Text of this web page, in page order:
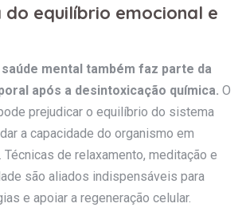
equilíbrio emocional e
mental também faz parte da
após a desintoxicação química. O
prejudicar o equilíbrio do sistema
a capacidade do organismo em
de relaxamento, meditação e
são aliados indispensáveis para
e apoiar a regeneração celular.